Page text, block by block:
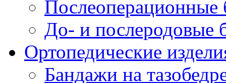
Послеоперационные
До- и послеродовые
Ортопедические
Бандажи на